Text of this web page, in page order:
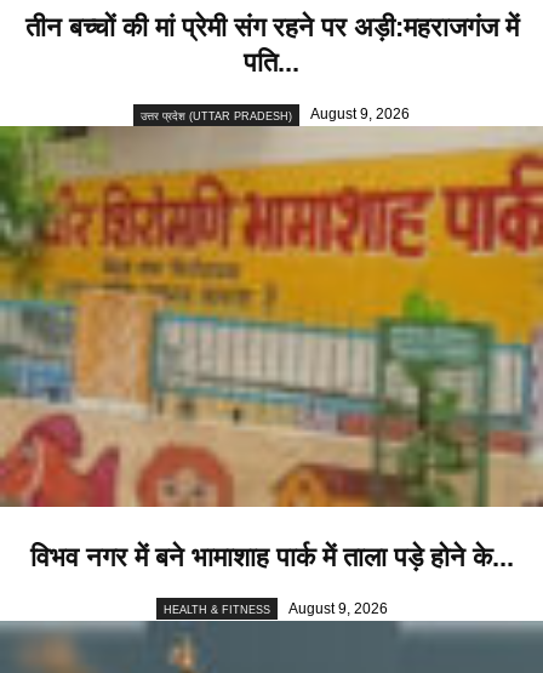
तीन बच्चों की मां प्रेमी संग रहने पर अड़ी:महराजगंज में
पति...
उत्तर प्रदेश (UTTAR PRADESH) August 9, 2026
विभव नगर में बने भामाशाह पार्क में ताला पड़े होने के...
HEALTH & FITNESS August 9, 2026